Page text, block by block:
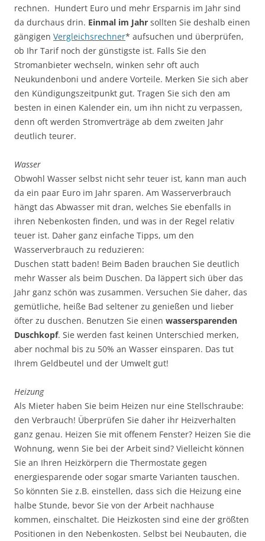
rechnen. Hundert Euro und mehr Ersparnis im Jahr sind
da durchaus drin. Einmal im Jahr sollten Sie deshalb einen
gängigen Vergleichsrechner* aufsuchen und überprüfen,
ob Ihr Tarif noch der günstigste ist. Falls Sie den
Stromanbieter wechseln, winken sehr oft auch
Neukundenboni und andere Vorteile. Merken Sie sich aber
den Kündigungszeitpunkt gut. Tragen Sie sich den am
besten in einen Kalender ein, um ihn nicht zu verpassen,
denn oft werden Stromverträge ab dem zweiten Jahr
deutlich teurer.
Wasser
Obwohl Wasser selbst nicht sehr teuer ist, kann man auch
da ein paar Euro im Jahr sparen. Am Wasserverbrauch
hängt das Abwasser mit dran, welches Sie ebenfalls in
ihren Nebenkosten finden, und was in der Regel relativ
teuer ist. Daher ganz einfache Tipps, um den
Wasserverbrauch zu reduzieren:
Duschen statt baden! Beim Baden brauchen Sie deutlich
mehr Wasser als beim Duschen. Da läppert sich über das
Jahr ganz schön was zusammen. Versuchen Sie daher, das
gemütliche, heiße Bad seltener zu genießen und lieber
öfter zu duschen. Benutzen Sie einen wassersparenden
Duschkopf. Sie werden fast keinen Unterschied merken,
aber nochmal bis zu 50% an Wasser einsparen. Das tut
Ihrem Geldbeutel und der Umwelt gut!
Heizung
Als Mieter haben Sie beim Heizen nur eine Stellschraube:
den Verbrauch! Überprüfen Sie daher ihr Heizverhalten
ganz genau. Heizen Sie mit offenem Fenster? Heizen Sie die
Wohnung, wenn Sie bei der Arbeit sind? Vielleicht können
Sie an Ihren Heizkörpern die Thermostate gegen
energiesparende oder sogar smarte Varianten tauschen.
So könnten Sie z.B. einstellen, dass sich die Heizung eine
halbe Stunde, bevor Sie von der Arbeit nachhause
kommen, einschaltet. Die Heizkosten sind eine der größten
Positionen in den Nebenkosten. Selbst bei Neubauten, die